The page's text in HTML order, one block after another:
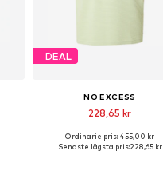
DEAL
NO EXCESS
228,65 kr
Ordinarie pris: 455,00 kr
Senaste lägsta pris:228,65 kr